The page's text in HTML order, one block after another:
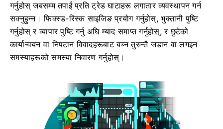
गर्नुहोस् जबसम्म तपाईं प्रति ट्रेड घाटाहरू लगातार व्यवस्थापन गर्न
सक्नुहुन्न। फिक्स्ड-रिस्क साइजिङ प्रयोग गर्नुहोस्, भुक्तानी पुष्टि
गर्नुहोस् र व्यापार पुष्टि गर्नु अघि म्याद समाप्त गर्नुहोस्, र छुटेको
कार्यान्वयन वा निपटान विवादहरूबाट बच्न तुरुन्तै जडान वा लगइन
समस्याहरूको समस्या निवारण गर्नुहोस्।